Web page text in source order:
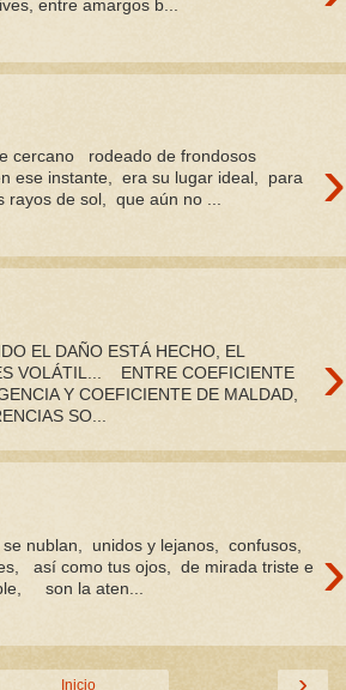
entre amargos b...
›
cercano rodeado de frondosos
ese instante, era su lugar ideal, para
rayos de sol, que aún no ...
›
EL DAÑO ESTÁ HECHO, EL
VOLÁTIL... ENTRE COEFICIENTE
Y COEFICIENTE DE MALDAD,
SO...
›
se nublan, unidos y lejanos, confusos,
así como tus ojos, de mirada triste e
son la aten...
›
Inicio